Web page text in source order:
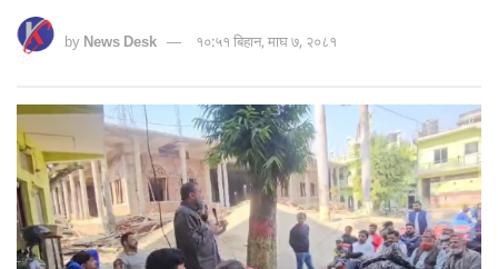
byNews Desk १०:५१ बिहान, माघ ७, २०८१